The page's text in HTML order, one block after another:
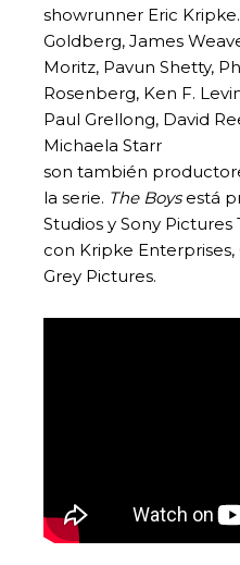
showrunner Eric
Goldberg, James
Moritz, Pavun Shetty,
Rosenberg, Ken F.
Paul Grellong, David
Michaela Starr
son también
la serie. The Boysestá
Studios y Sony Pictures
con Kripke
Grey Pictures.